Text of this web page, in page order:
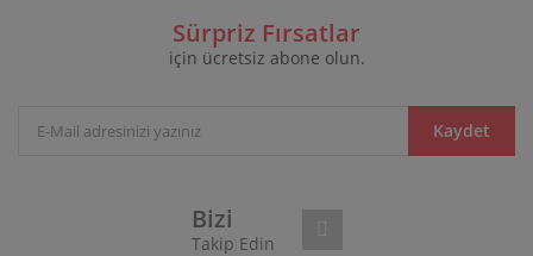
Yorum Yaz
Ürün resmi kalitesiz, bozuk veya görüntülenemiyor.
Ürün bilgilerinde hatalar bulunuyor.
Sürpriz Fırsatlar
için ücretsiz abone olun.
Kaydet
Bizi
Takip Edin